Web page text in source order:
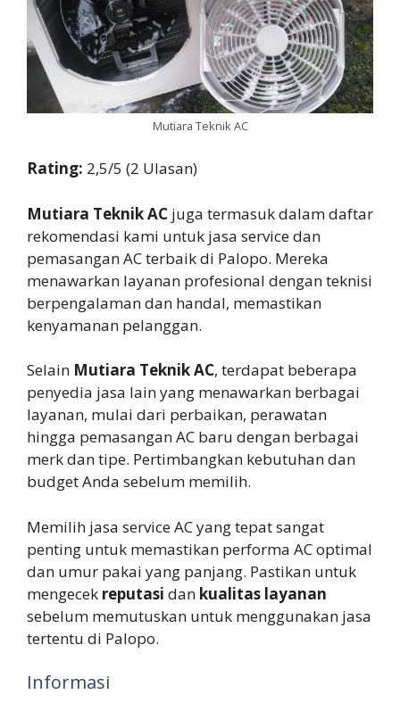
Mutiara Teknik AC
Rating: 2,5/5 (2 Ulasan)
Mutiara Teknik AC juga termasuk dalam daftar
rekomendasi kami untuk jasa service dan
pemasangan AC terbaik di Palopo. Mereka
menawarkan layanan profesional dengan teknisi
berpengalaman dan handal, memastikan
kenyamanan pelanggan.
Selain Mutiara Teknik AC, terdapat beberapa
penyedia jasa lain yang menawarkan berbagai
layanan, mulai dari perbaikan, perawatan
hingga pemasangan AC baru dengan berbagai
merk dan tipe. Pertimbangkan kebutuhan dan
budget Anda sebelum memilih.
Memilih jasa service AC yang tepat sangat
penting untuk memastikan performa AC optimal
dan umur pakai yang panjang. Pastikan untuk
mengecek reputasi dan kualitas layanan
sebelum memutuskan untuk menggunakan jasa
tertentu di Palopo.
Informasi